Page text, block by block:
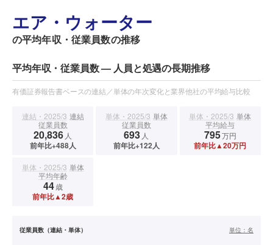
エア・ウォーター
の平均年収・従業員数の推移
平均年収・従業員数 — 人員と処遇の長期推移
有価証券報告書ベースの連結／単体の年次変化と業界他社の平均給与比較
連結・2025/3 連結
従業員数
20,836 人
前年比+488人
単体・2025/3 単体
従業員数
693 人
前年比+122人
単体・2025/3 単体
平均給与
795万円
前年比▲20万円
単体・2025/3 単体
平均年齢
44歳
前年比▲2歳
従業員数（連結・単体） 単位： 名